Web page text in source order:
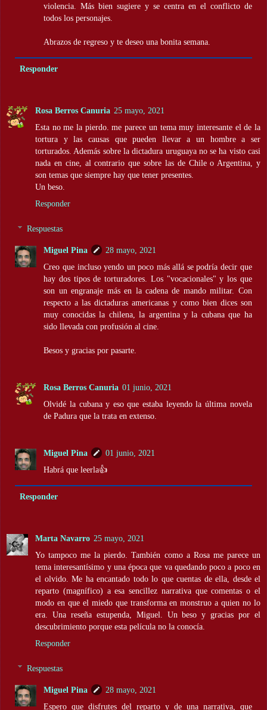
violencia. Más bien sugiere y se centra en el conflicto de
todos los personajes.
Abrazos de regreso y te deseo una bonita semana.
Responder
Rosa Berros Canuria 25 mayo, 2021
Esta no me la pierdo. me parece un tema muy interesante el de la
tortura y las causas que pueden llevar a un hombre a ser
torturados. Además sobre la dictadura uruguaya no se ha visto casi
nada en cine, al contrario que sobre las de Chile o Argentina, y
son temas que siempre hay que tener presentes.
Un beso.
Responder
Respuestas
Miguel Pina
28 mayo, 2021
Creo que incluso yendo un poco más allá se podría decir que
hay dos tipos de torturadores. Los "vocacionales" y los que
son un engranaje más en la cadena de mando militar. Con
respecto a las dictaduras americanas y como bien dices son
muy conocidas la chilena, la argentina y la cubana que ha
sido llevada con profusión al cine.
Besos y gracias por pasarte.
Rosa Berros Canuria 01 junio, 2021
Olvidé la cubana y eso que estaba leyendo la última novela
de Padura que la trata en extenso.
Miguel Pina
01 junio, 2021
Habrá que leerla👍
Responder
Marta Navarro 25 mayo, 2021
Yo tampoco me la pierdo. También como a Rosa me parece un
tema interesantísimo y una época que va quedando poco a poco en
el olvido. Me ha encantado todo lo que cuentas de ella, desde el
reparto (magnífico) a esa sencillez narrativa que comentas o el
modo en que el miedo que transforma en monstruo a quien no lo
era. Una reseña estupenda, Miguel. Un beso y gracias por el
descubrimiento porque esta película no la conocía.
Responder
Respuestas
Miguel Pina
28 mayo, 2021
Espero que disfrutes del reparto y de una narrativa, que